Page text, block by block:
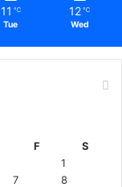
11 ℃
Tue
12 ℃
Wed
F
S
1
7
8